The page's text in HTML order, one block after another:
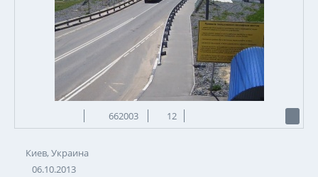
662003 12
Киев, Украина
06.10.2013